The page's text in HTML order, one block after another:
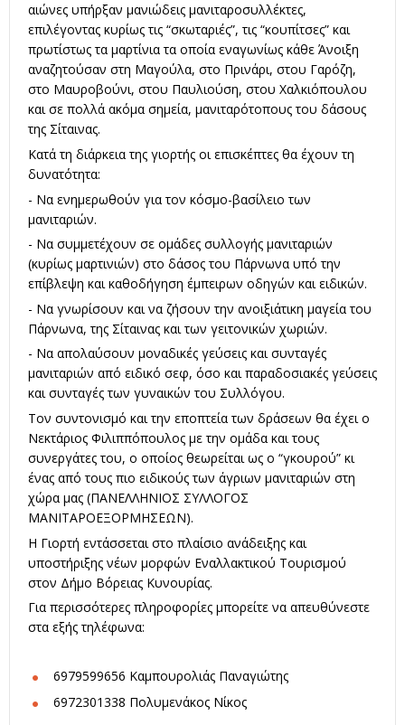
αιώνες υπήρξαν μανιώδεις μανιταροσυλλέκτες,
επιλέγοντας κυρίως τις “σκωταριές”, τις “κουπίτσες” και
πρωτίστως τα μαρτίνια τα οποία εναγωνίως κάθε Άνοιξη
αναζητούσαν στη Μαγούλα, στο Πρινάρι, στου Γαρόζη,
στο Μαυροβούνι, στου Παυλιούση, στου Χαλκιόπουλου
και σε πολλά ακόμα σημεία, μανιταρότοπους του δάσους
της Σίταινας.
Κατά τη διάρκεια της γιορτής οι επισκέπτες θα έχουν τη
δυνατότητα:
- Να ενημερωθούν για τον κόσμο-βασίλειο των
μανιταριών.
- Να συμμετέχουν σε ομάδες συλλογής μανιταριών
(κυρίως μαρτινιών) στο δάσος του Πάρνωνα υπό την
επίβλεψη και καθοδήγηση έμπειρων οδηγών και ειδικών.
- Να γνωρίσουν και να ζήσουν την ανοιξιάτικη μαγεία του
Πάρνωνα, της Σίταινας και των γειτονικών χωριών.
- Να απολαύσουν μοναδικές γεύσεις και συνταγές
μανιταριών από ειδικό σεφ, όσο και παραδοσιακές γεύσεις
και συνταγές των γυναικών του Συλλόγου.
Τον συντονισμό και την εποπτεία των δράσεων θα έχει ο
Νεκτάριος Φιλιππόπουλος με την ομάδα και τους
συνεργάτες του, ο οποίος θεωρείται ως ο “γκουρού” κι
ένας από τους πιο ειδικούς των άγριων μανιταριών στη
χώρα μας (ΠΑΝΕΛΛΗΝΙΟΣ ΣΥΛΛΟΓΟΣ
ΜΑΝΙΤΑΡΟΕΞΟΡΜΗΣΕΩΝ).
Η Γιορτή εντάσσεται στο πλαίσιο ανάδειξης και
υποστήριξης νέων μορφών Εναλλακτικού Τουρισμού
στον Δήμο Βόρειας Κυνουρίας.
Για περισσότερες πληροφορίες μπορείτε να απευθύνεστε
στα εξής τηλέφωνα:
6979599656 Καμπουρολιάς Παναγιώτης
6972301338 Πολυμενάκος Νίκος